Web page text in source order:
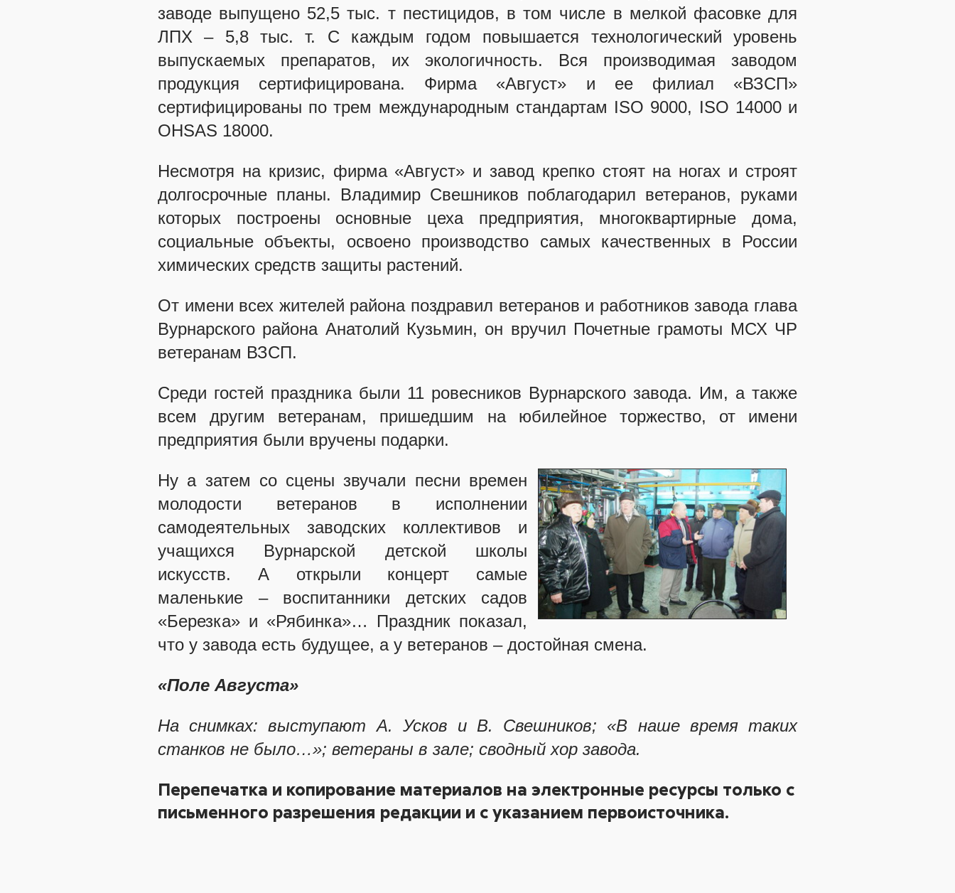
заводе выпущено 52,5 тыс. т пестицидов, в том числе в мелкой фасовке для
ЛПХ – 5,8 тыс. т. С каждым годом повышается технологический уровень
выпускаемых препаратов, их экологичность. Вся производимая заводом
продукция сертифицирована. Фирма «Август» и ее филиал «ВЗСП»
сертифицированы по трем международным стандартам ISO 9000, ISO 14000 и
OHSAS 18000.
Несмотря на кризис, фирма «Август» и завод крепко стоят на ногах и строят
долгосрочные планы. Владимир Свешников поблагодарил ветеранов, руками
которых построены основные цеха предприятия, многоквартирные дома,
социальные объекты, освоено производство самых качественных в России
химических средств защиты растений.
От имени всех жителей района поздравил ветеранов и работников завода глава
Вурнарского района Анатолий Кузьмин, он вручил Почетные грамоты МСХ ЧР
ветеранам ВЗСП.
Среди гостей праздника были 11 ровесников Вурнарского завода. Им, а также
всем другим ветеранам, пришедшим на юбилейное торжество, от имени
предприятия были вручены подарки.
Ну а затем со сцены звучали песни времен
молодости ветеранов в исполнении
самодеятельных заводских коллективов и
учащихся Вурнарской детской школы
искусств. А открыли концерт самые
маленькие – воспитанники детских садов
«Березка» и «Рябинка»… Праздник показал,
что у завода есть будущее, а у ветеранов – достойная смена.
«Поле Августа»
На снимках: выступают А. Усков и В. Свешников; «В наше время таких
станков не было…»; ветераны в зале; сводный хор завода.
Перепечатка и копирование материалов на электронные ресурсы только с
письменного разрешения редакции и с указанием первоисточника.